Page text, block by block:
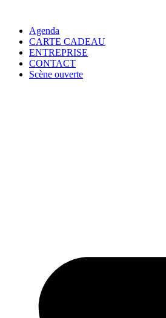
Agenda
CARTE CADEAU
ENTREPRISE
CONTACT
Scène ouverte